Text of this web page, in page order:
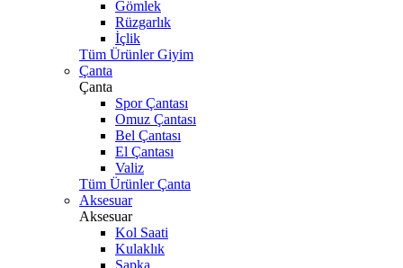
Gömlek
Rüzgarlık
İçlik
Tüm Ürünler Giyim
Çanta
Çanta
Spor Çantası
Omuz Çantası
Bel Çantası
El Çantası
Valiz
Tüm Ürünler Çanta
Aksesuar
Aksesuar
Kol Saati
Kulaklık
Şapka